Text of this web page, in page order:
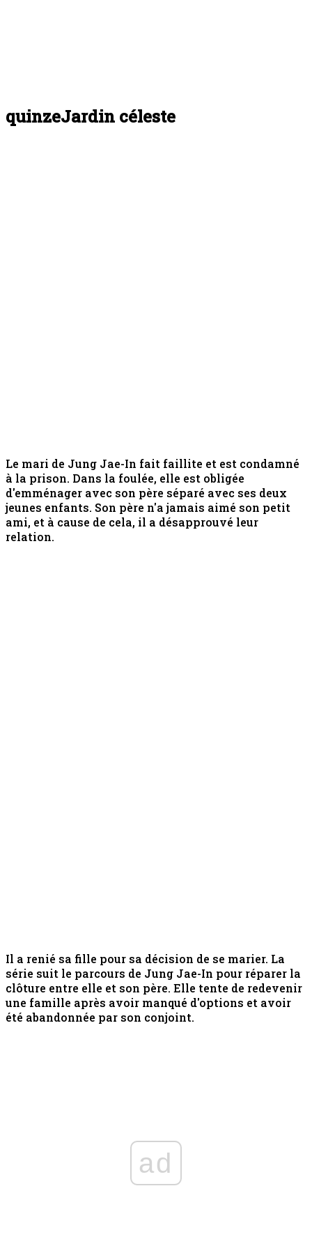
quinzeJardin céleste
Le mari de Jung Jae-In fait faillite et est condamné
à la prison. Dans la foulée, elle est obligée
d'emménager avec son père séparé avec ses deux
jeunes enfants. Son père n'a jamais aimé son petit
ami, et à cause de cela, il a désapprouvé leur
relation.
Il a renié sa fille pour sa décision de se marier. La
série suit le parcours de Jung Jae-In pour réparer la
clôture entre elle et son père. Elle tente de redevenir
une famille après avoir manqué d'options et avoir
été abandonnée par son conjoint.
ad